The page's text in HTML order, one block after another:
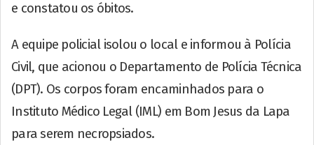
e constatou os óbitos.
A equipe policial isolou o local e informou à Polícia
Civil, que acionou o Departamento de Polícia Técnica
(DPT). Os corpos foram encaminhados para o
Instituto Médico Legal (IML) em Bom Jesus da Lapa
para serem necropsiados.